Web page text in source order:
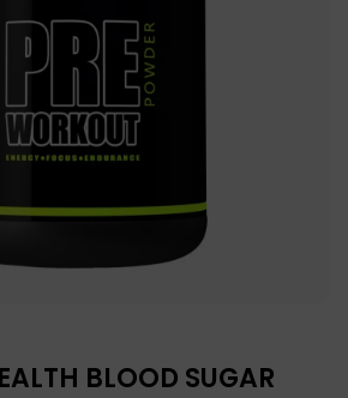
BLOOD SUGAR